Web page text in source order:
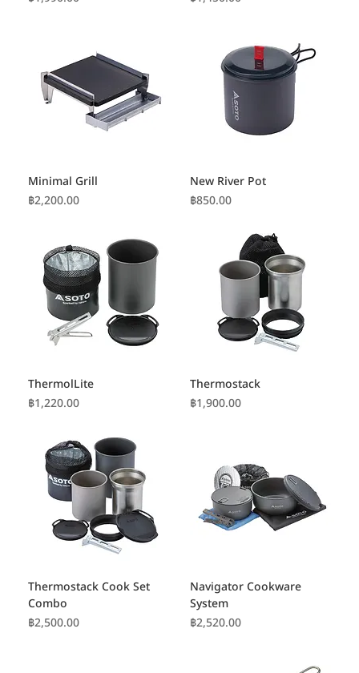
Minimal Grill
ราคา
฿2,200.00
New River Pot
ราคา
฿850.00
ThermolLite
ราคา
฿1,220.00
Thermostack
ราคา
฿1,900.00
Thermostack Cook Set
Combo
ราคา
฿2,500.00
Navigator Cookware
System
ราคา
฿2,520.00